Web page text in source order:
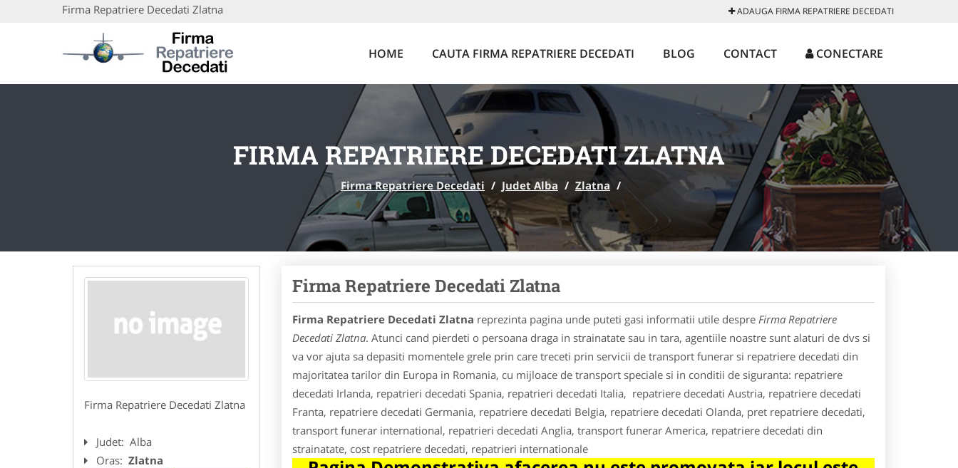
Firma Repatriere Decedati Zlatna ADAUGA FIRMA REPATRIERE DECEDATI
HOME CAUTA FIRMA REPATRIERE DECEDATI BLOG CONTACT CONECTARE
FIRMA REPATRIERE DECEDATI ZLATNA
Firma Repatriere Decedati / Judet Alba / Zlatna /
Firma Repatriere Decedati Zlatna
Judet: Alba
Oras: Zlatna
Firma Repatriere Decedati Zlatna
Firma Repatriere Decedati Zlatna reprezinta pagina unde puteti gasi informatii utile despre Firma Repatriere
Decedati Zlatna. Atunci cand pierdeti o persoana draga in strainatate sau in tara, agentiile noastre sunt alaturi de dvs si
va vor ajuta sa depasiti momentele grele prin care treceti prin servicii de transport funerar si repatriere decedati din
majoritatea tarilor din Europa in Romania, cu mijloace de transport speciale si in conditii de siguranta: repatriere
decedati Irlanda, repatrieri decedati Spania, repatrieri decedati Italia, repatriere decedati Austria, repatriere decedati
Franta, repatriere decedati Germania, repatriere decedati Belgia, repatriere decedati Olanda, pret repatriere decedati,
transport funerar international, repatrieri decedati Anglia, transport funerar America, repatriere decedati din
strainatate, cost repatriere decedati, repatrieri internationale